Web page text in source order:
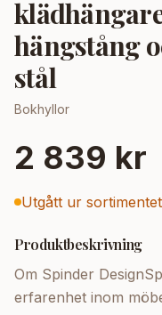
hängstång
stål
Bokhyllor
2 839 kr
Utgått ur sortimentet
Produktbeskrivning
Om Spinder
erfarenhet inom